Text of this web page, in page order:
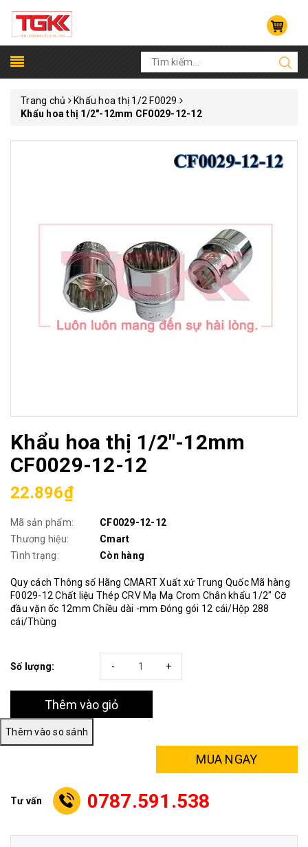
Trang chủ
Khẩu hoa thị 1/2 F0029
Khẩu hoa thị 1/2"-12mm CF0029-12-12
Khẩu hoa thị 1/2"-12mm
CF0029-12-12
22.896₫
Mã sản phẩm:
CF0029-12-12
Thương hiệu:
Cmart
Tình trạng:
Còn hàng
Quy cách Thông số Hãng CMART Xuất xứ Trung Quốc Mã hàng
F0029-12 Chất liệu Thép CRV Mạ Mạ Crom Chân khẩu 1/2" Cỡ
đầu vặn ốc 12mm Chiều dài -mm Đóng gói 12 cái/Hộp 288
cái/Thùng
Số lượng: +
-
Thêm vào giỏ
MUA NGAY
Tư vấn 0787.591.538